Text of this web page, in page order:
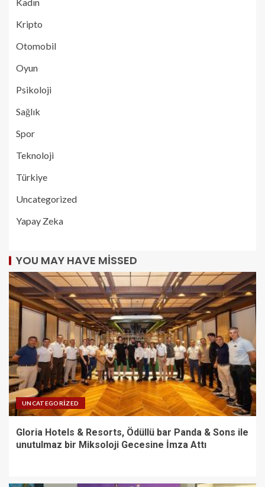
Kripto
Otomobil
Oyun
Psikoloji
Sağlık
Spor
Teknoloji
Türkiye
Uncategorized
Yapay Zeka
YOU MAY HAVE MISSED
UNCATEGORIZED
Gloria Hotels & Resorts, Ödüllü bar Panda & Sons ile
unutulmaz bir Miksoloji Gecesine İmza Attı